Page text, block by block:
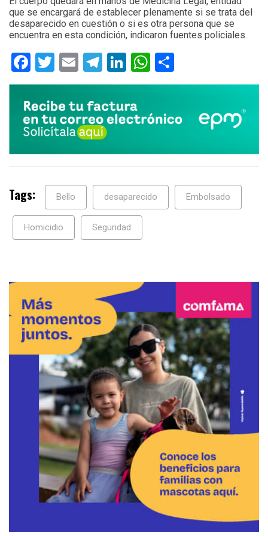
que se encargará de establecer plenamente si se trata del
desaparecido en cuestión o si es otra persona que se
encuentra en esta condición, indicaron fuentes policiales.
Facebook
Twitter
EmailTelegram
LinkedIn
WhatsApp
Tags: Bello desaparecido Embolsado
Homicidio Seguridad